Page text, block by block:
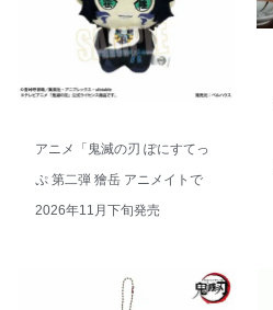
アニメ「鬼滅の刃 ぽにすてっ
ぷ 第二弾 獪岳 アニメイトで
2026年11月下旬発売